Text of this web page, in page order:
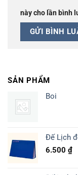
này cho lần bình
SẢN PHẨM
Boi
Đế Lịch
6.500 ₫